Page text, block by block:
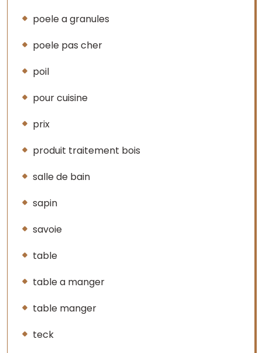
poele a granules
poele pas cher
poil
pour cuisine
prix
produit traitement bois
salle de bain
sapin
savoie
table
table a manger
table manger
teck